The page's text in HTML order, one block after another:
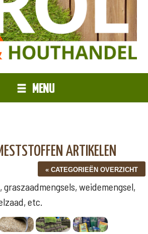
MENU
ARTIKELEN
graszaadmengsels, weidemengsel,
etc.